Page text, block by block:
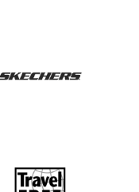
Travel